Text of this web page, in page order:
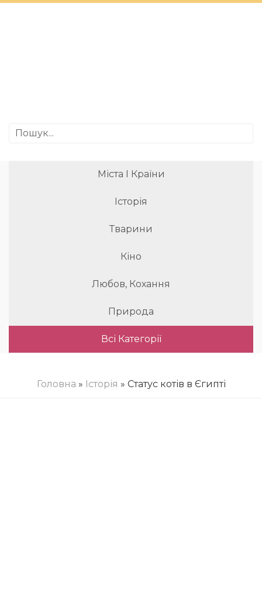
Міста І Країни
Історія
Тварини
Кіно
Любов, Кохання
Природа
Всі Категорії
Головна » Історія » Статус котів в Єгипті